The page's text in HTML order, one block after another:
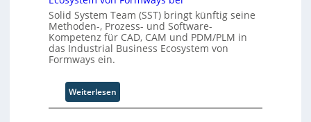
t
i
o
n
O
r
g
Solid System Team (SST) bringt künftig seine
Methoden-, Prozess- und Software-
Kompetenz für CAD, CAM und PDM/PLM in
das Industrial Business Ecosystem von
Formways ein.
Weiterlesen:
S